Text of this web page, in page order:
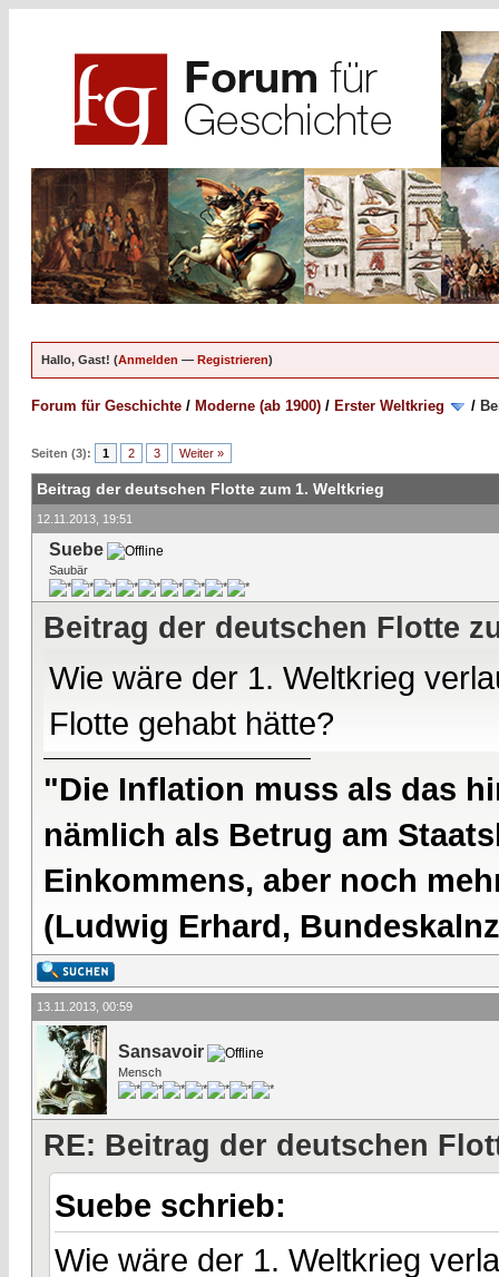
Hallo, Gast! (Anmelden — Registrieren)
Forum für Geschichte / Moderne (ab 1900) / Erster Weltkrieg /
Seiten (3): 1 2 3 Weiter »
Beitrag der deutschen Flotte zum 1. Weltkrieg
12.11.2013, 19:51
Suebe
Saubär
Beitrag der deutschen Flotte
Wie wäre der 1. Weltkrieg
Flotte gehabt hätte?
"Die Inflation muss als das
nämlich als Betrug am
Einkommens, aber noch
(Ludwig Erhard,
13.11.2013, 00:59
Sansavoir
Mensch
RE: Beitrag der deutschen
Suebe schrieb:
Wie wäre der 1. Weltkrieg